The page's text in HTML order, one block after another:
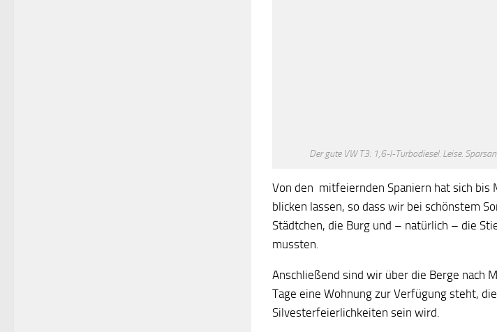
Der gute VW T3: 1,6-l-Turbodiesel. Leise.
Von den mitfeiernden Spaniern hat sich
blicken lassen, so dass wir bei schönstem
Städtchen, die Burg und – natürlich – die
mussten.
Anschließend sind wir über die Berge nach
Tage eine Wohnung zur Verfügung steht,
Silvesterfeierlichkeiten sein wird.